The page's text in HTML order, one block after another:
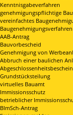
Kenntnisgabeverfahren
genehmigungspflichtige
vereinfachtes
Baugenehmigungsverfahren
AAB-Antrag
Bauvorbescheid
Genehmigung von
Abbruch einer baulichen
Grundstücksteilung
virtuelles Bauamt
Immissionsschutz
betrieblicher
BImSch-Antrag